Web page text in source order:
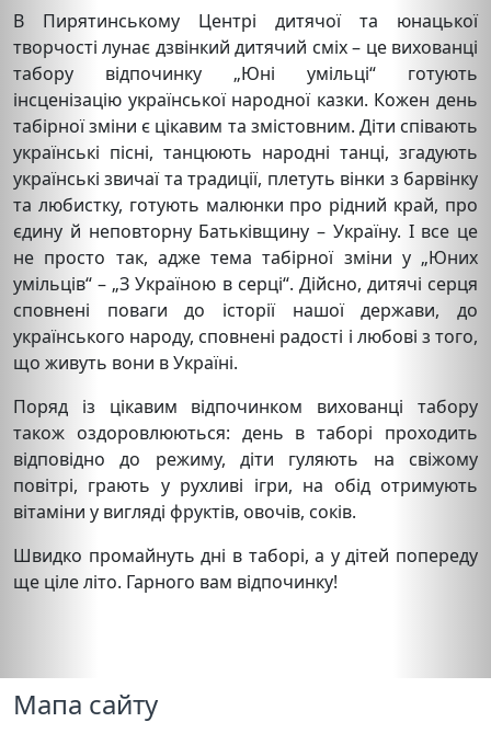
В Пирятинському Центрі дитячої та юнацької
творчості лунає дзвінкий дитячий сміх – це вихованці
табору відпочинку „Юні умільці“ готують
інсценізацію української народної казки. Кожен день
табірної зміни є цікавим та змістовним. Діти співають
українські пісні, танцюють народні танці, згадують
українські звичаї та традиції, плетуть вінки з барвінку
та любистку, готують малюнки про рідний край, про
єдину й неповторну Батьківщину – Україну. І все це
не просто так, адже тема табірної зміни у „Юних
умільців“ – „З Україною в серці“. Дійсно, дитячі серця
сповнені поваги до історії нашої держави, до
українського народу, сповнені радості і любові з того,
що живуть вони в Україні.
Поряд із цікавим відпочинком вихованці табору
також оздоровлюються: день в таборі проходить
відповідно до режиму, діти гуляють на свіжому
повітрі, грають у рухливі ігри, на обід отримують
вітаміни у вигляді фруктів, овочів, соків.
Швидко промайнуть дні в таборі, а у дітей попереду
ще ціле літо. Гарного вам відпочинку!
Мапа сайту